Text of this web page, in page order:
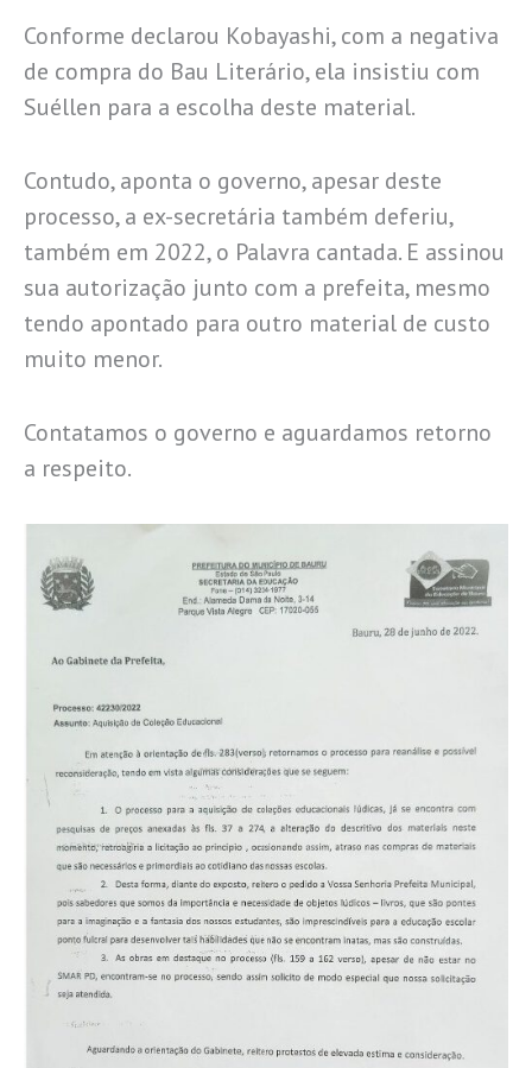
Conforme declarou Kobayashi, com a negativa
de compra do Bau Literário, ela insistiu com
Suéllen para a escolha deste material.
Contudo, aponta o governo, apesar deste
processo, a ex-secretária também deferiu,
também em 2022, o Palavra cantada. E assinou
sua autorização junto com a prefeita, mesmo
tendo apontado para outro material de custo
muito menor.
Contatamos o governo e aguardamos retorno
a respeito.